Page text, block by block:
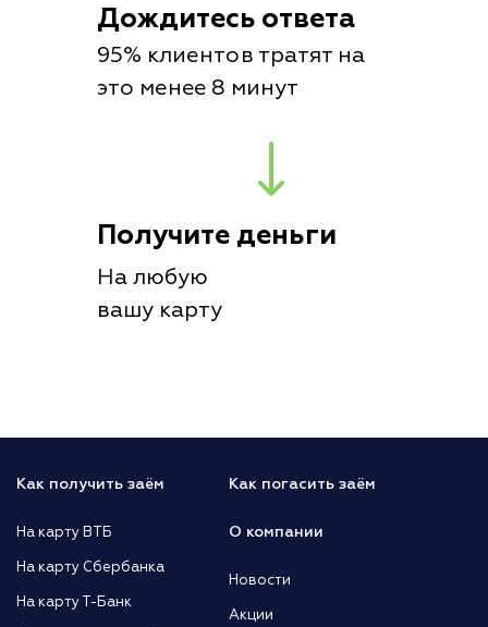
Дождитесь ответа
95% клиентов тратят на
это менее 8 минут
Получите деньги
На любую
вашу карту
Как получить заём
На карту ВТБ
На карту Сбербанка
На карту Т-Банк
Как погасить заём
О компании
Новости
Акции